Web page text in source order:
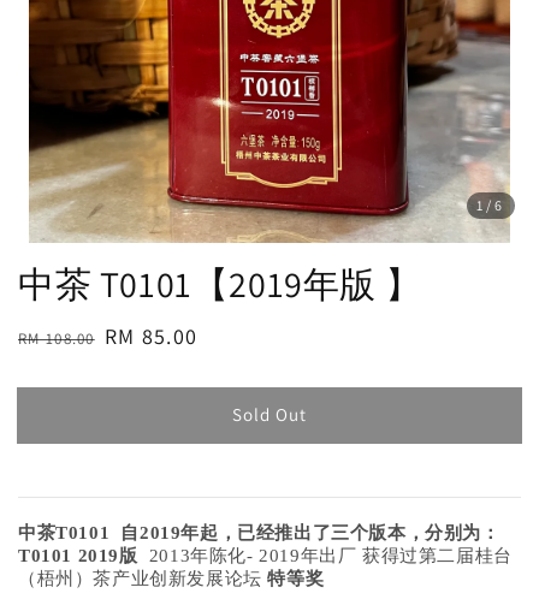
1 /6
中茶 T0101【2019年版 】
Regular
RM 108.00 Sale
RM 85.00
Sold Out
中茶T0101 自2019年起，已经推出了三个版本，分别为：
T0101 2019版
2013年陈化- 2019年出厂 获得过第二届桂台
（梧州）茶产业创新发展论坛特等奖